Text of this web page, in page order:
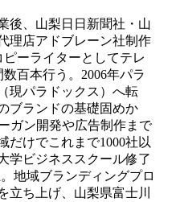
後、山梨日日新聞社・山
理店アドブレーン社制作
ーライターとしてテレ
百本行う。2006年パラ
現パラドックス）へ転
ブランドの基礎固めか
ガン開発や広告制作まで
だけでこれまで1000社以
学ビジネススクール修了
地域ブランディングプロ
立ち上げ、山梨県富士川